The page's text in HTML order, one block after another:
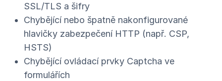
SSL/TLS a šifry
Chybějící nebo špatně nakonfigurované
hlavičky zabezpečení HTTP (např. CSP,
HSTS)
Chybějící ovládací prvky Captcha ve
formulářích